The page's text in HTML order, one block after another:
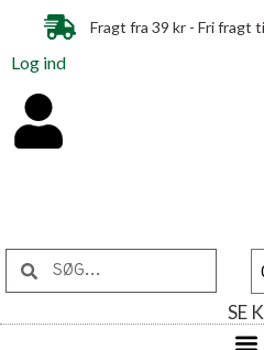
Fragt fra 39 kr - Fri fragt
Log ind
SE